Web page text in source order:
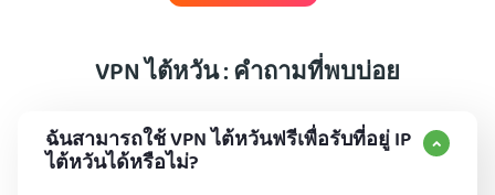
VPN ไต้หวัน : คำถามที่พบบ่อย
ฉันสามารถใช้ VPN ไต้หวันฟรีเพื่อรับที่อยู่ IP
ไต้หวันได้หรือไม่?